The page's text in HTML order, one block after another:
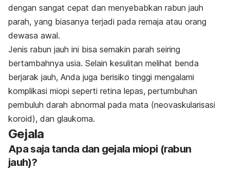
dengan sangat cepat dan menyebabkan rabun jauh
parah, yang biasanya terjadi pada remaja atau orang
dewasa awal.
Jenis rabun jauh ini bisa semakin parah seiring
bertambahnya usia. Selain kesulitan melihat benda
berjarak jauh, Anda juga berisiko tinggi mengalami
komplikasi miopi seperti retina lepas, pertumbuhan
pembuluh darah abnormal pada mata (neovaskularisasi
koroid), dan glaukoma.
Gejala
Apa saja tanda dan gejala miopi (rabun
jauh)?